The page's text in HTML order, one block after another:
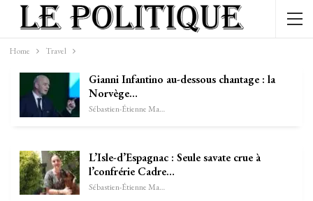
Home Travel
Gianni Infantino au-dessous chantage : la
Norvège…
Sébastien-Étienne Marechal
L’Isle-d’Espagnac : Seule savate crue à
l’confrérie Cadre…
Sébastien-Étienne Marechal